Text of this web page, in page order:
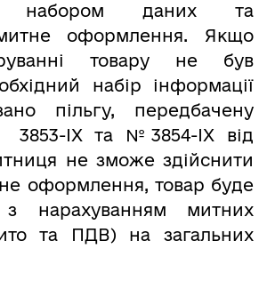
набором даних та
оформлення. Якщо
товару не був
набір інформації
пільгу, передбачену
IX та №3854-IX від
не зможе здійснити
оформлення, товар буде
нарахуванням митних
та ПДВ) на загальних